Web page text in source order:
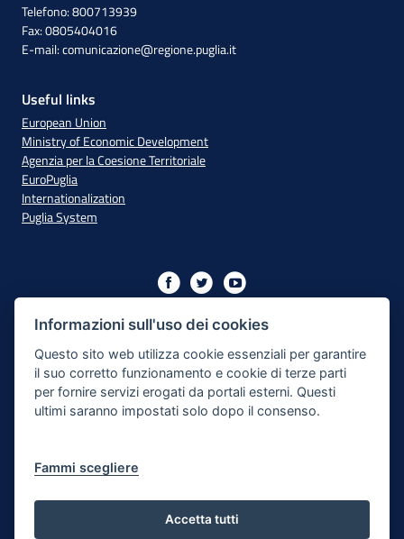
Telefono: 800713939
Fax: 0805404016
E-mail:comunicazione@regione.puglia.it
Useful links
European Union
Ministry of Economic Development
Agenzia per la Coesione Territoriale
EuroPuglia
Internationalization
Puglia System
2014/2020 - Axis XIII
Accessibility
Legal Note
Informazioni sull'uso dei cookies
Questo sito web utilizza cookie essenziali per garantire
il suo corretto funzionamento e cookie di terze parti
per fornire servizi erogati da portali esterni. Questi
ultimi saranno impostati solo dopo il consenso.
Fammi scegliere
Accetta tutti